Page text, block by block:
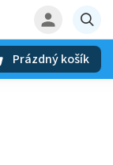
Prázdný košík